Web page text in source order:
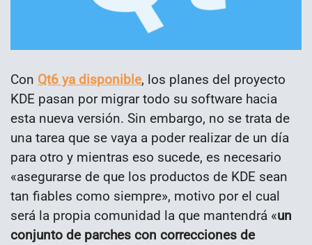
Con Qt6 ya disponible, los planes del proyecto
KDE pasan por migrar todo su software hacia
esta nueva versión. Sin embargo, no se trata de
una tarea que se vaya a poder realizar de un día
para otro y mientras eso sucede, es necesario
«asegurarse de que los productos de KDE sean
tan fiables como siempre», motivo por el cual
será la propia comunidad la que mantendrá «un
conjunto de parches con correcciones de